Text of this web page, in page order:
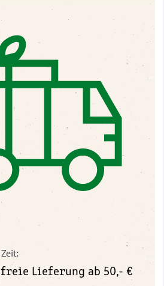
Lieferung ab 50,- €